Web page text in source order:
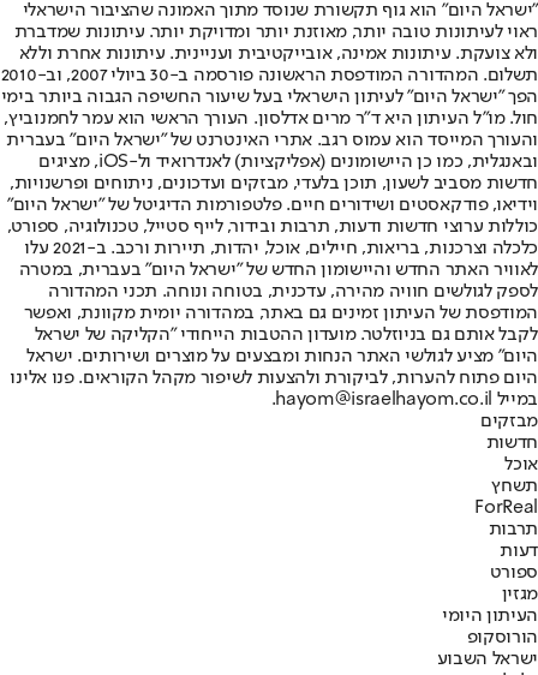
"ישראל היום" הוא גוף תקשורת שנוסד מתוך האמונה שהציבור הישראלי
ראוי לעיתונות טובה יותר, מאוזנת יותר ומדויקת יותר. עיתונות שמדברת
ולא צועקת. עיתונות אמינה, אובייקטיבית ועניינית. עיתונות אחרת וללא
תשלום. המהדורה המודפסת הראשונה פורסמה ב-30 ביולי 2007, וב-2010
הפך "ישראל היום" לעיתון הישראלי בעל שיעור החשיפה הגבוה ביותר בימי
חול. מו"ל העיתון היא ד"ר מרים אדלסון. העורך הראשי הוא עמר לחמנוביץ,
והעורך המייסד הוא עמוס רגב. אתרי האינטרנט של "ישראל היום" בעברית
ובאנגלית, כמו כן היישומונים (אפליקציות) לאנדרואיד ול-iOS, מציגים
חדשות מסביב לשעון, תוכן בלעדי, מבזקים ועדכונים, ניתוחים ופרשנויות,
וידיאו, פודקאסטים ושידורים חיים. פלטפורמות הדיגיטל של "ישראל היום"
כוללות ערוצי חדשות ודעות, תרבות ובידור, לייף סטייל, טכנולוגיה, ספורט,
כלכלה וצרכנות, בריאות, חיילים, אוכל, יהדות, תיירות ורכב. ב-2021 עלו
לאוויר האתר החדש והיישומון החדש של "ישראל היום" בעברית, במטרה
לספק לגולשים חוויה מהירה, עדכנית, בטוחה ונוחה. תכני המהדורה
המודפסת של העיתון זמינים גם באתר, במהדורה יומית מקוונת, ואפשר
לקבל אותם גם בניוזלטר. מועדון ההטבות הייחודי "הקליקה של ישראל
היום" מציע לגולשי האתר הנחות ומבצעים על מוצרים ושירותים. ישראל
היום פתוח להערות, לביקורת ולהצעות לשיפור מקהל הקוראים. פנו אלינו
במייל hayom@israelhayom.co.il.
מבזקים
חדשות
אוכל
תשחץ
ForReal
תרבות
דעות
ספורט
מגזין
העיתון היומי
הורוסקופ
ישראל השבוע